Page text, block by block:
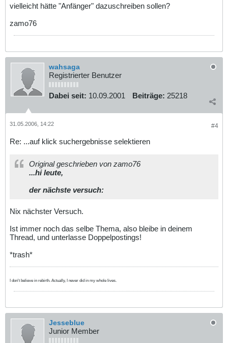
vielleicht hätte "Anfänger" dazuschreiben sollen?
zamo76
wahsaga
Registrierter Benutzer
Dabei seit: 10.09.2001 Beiträge: 25218
#4
31.05.2006, 14:22
Re: ...auf klick suchergebnisse selektieren
Original geschrieben von zamo76
...hi leute,
der nächste versuch:
Nix nächster Versuch.
Ist immer noch das selbe Thema, also bleibe in deinem
Thread, und unterlasse Doppelpostings!
*trash*
I don't believe in rebirth. Actually, I never did in my whole lives.
Jesseblue
Junior Member